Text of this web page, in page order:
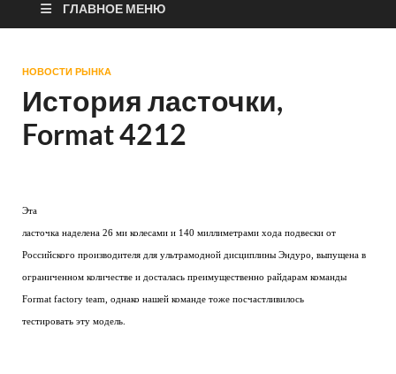
ГЛАВНОЕ МЕНЮ
НОВОСТИ РЫНКА
История ласточки,
Format 4212
Эта
ласточка наделена 26 ми колесами и 140 миллиметрами хода подвески от
Российского производителя для ультрамодной дисциплины Эндуро, выпущена в
ограниченном количестве и досталась преимущественно райдарам команды
Format factory team, однако нашей команде тоже посчастливилось
тестировать эту модель.